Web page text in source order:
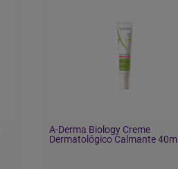
A-Derma Biology Creme
Dermatológico Calmante 40ml